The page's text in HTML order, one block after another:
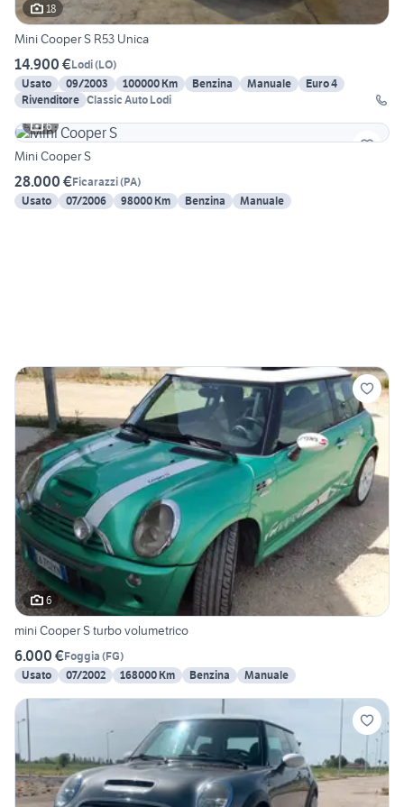
18
Mini Cooper S R53 Unica
14.900 €Lodi(LO)
Usato
09/2003 100000 Km Benzina Manuale
Euro 4
Rivenditore Classic Auto Lodi
6
Mini Cooper S
28.000 €Ficarazzi(PA)
Usato
07/2006 98000 Km Benzina Manuale
6
mini Cooper S turbo volumetrico
6.000 €Foggia (FG)
Usato
07/2002 168000 Km Benzina Manuale